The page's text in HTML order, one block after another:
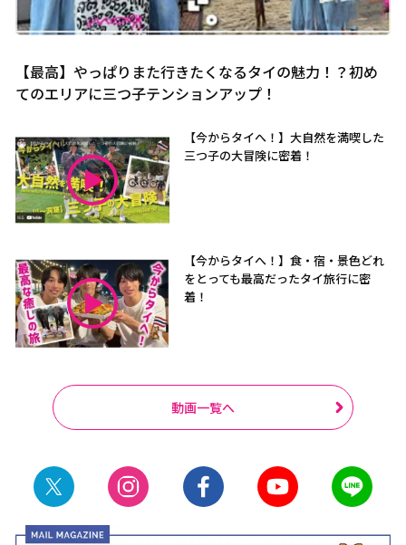
【最高】やっぱりまた行きたくなるタイの魅力！？初め
てのエリアに三つ子テンションアップ！
【今からタイへ！】大自然を満喫した
三つ子の大冒険に密着！
【今からタイへ！】食・宿・景色どれ
をとっても最高だったタイ旅行に密
着！
動画一覧へ